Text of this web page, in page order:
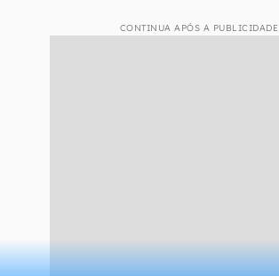
CONTINUA APÓS A PUBLICIDADE